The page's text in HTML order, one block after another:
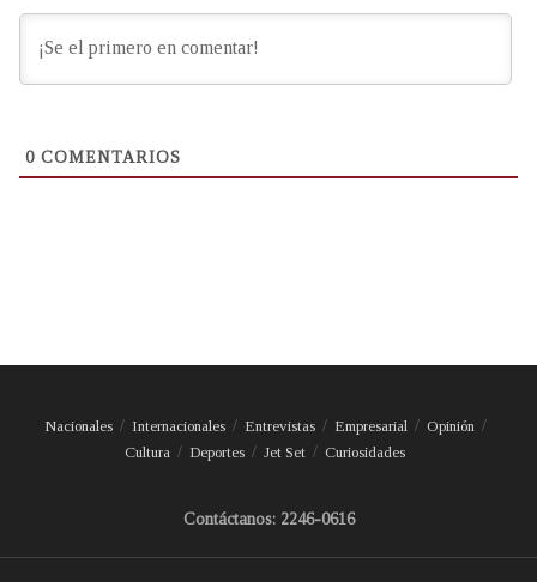
0 COMENTARIOS
Nacionales Internacionales Entrevistas Empresarial
Opinión
Cultura
Deportes Jet Set Curiosidades
Contáctanos: 2246-0616